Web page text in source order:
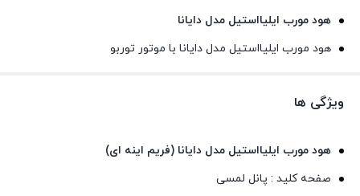
هود مورب ایلیااستیل مدل دایانا
هود مورب ایلیااستیل مدل دایانا با موتور توربو
ویژگی ها
هود مورب ایلیااستیل مدل دایانا (فریم اینه ای)
صفحه کلید : پانل لمسی